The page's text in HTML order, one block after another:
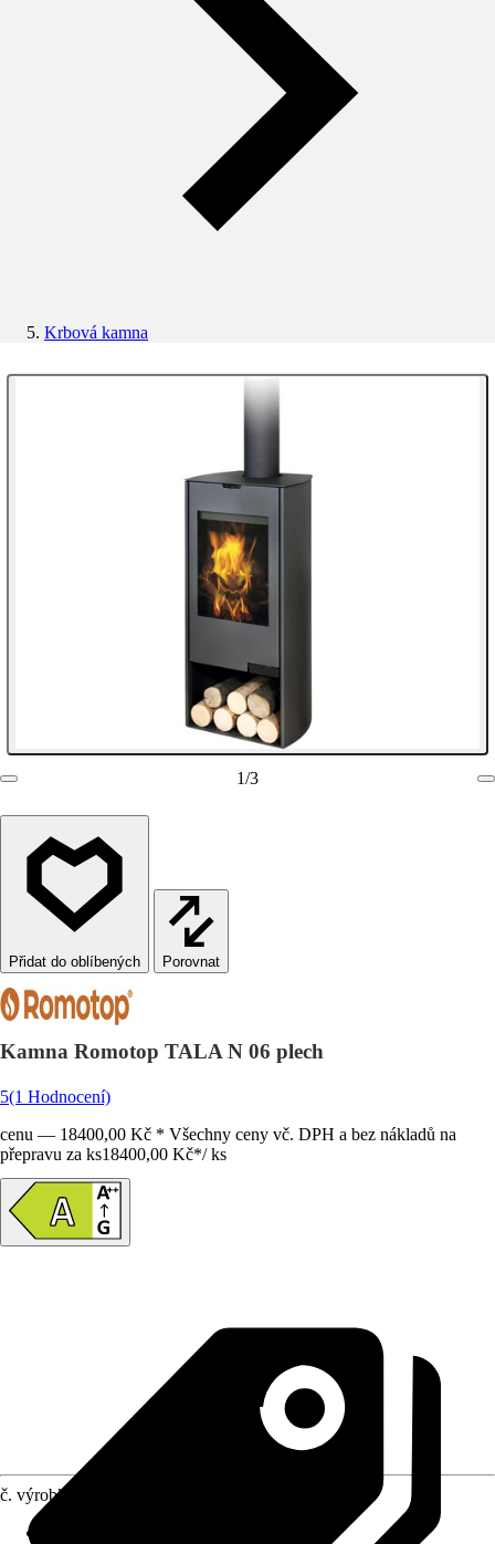
Krbová kamna
1/3
Porovnat
Kamna Romotop TALA N 06 plech
5(1 Hodnocení)
cenu — 18400,00 Kč * Všechny ceny vč. DPH a bez nákladů na
přepravu za ks18400,00 Kč*/ ks
č. výrobku